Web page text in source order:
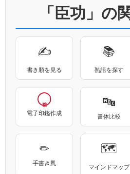
「臣功」の
✍
書き順を見る
📚
熟語を探す
電子印鑑作成
🔤
書体比較
✏
手書き風
🗺
マインドマップ